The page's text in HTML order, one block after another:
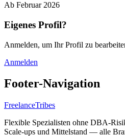
Ab Februar 2026
Eigenes Profil?
Anmelden, um Ihr Profil zu
Anmelden
Footer-Navigation
FreelanceTribes
Flexible Spezialisten ohne DBA-
Scale-ups und Mittelstand — alle